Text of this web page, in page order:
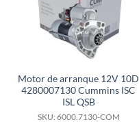
Motor de arranque 12V 10D
4280007130 Cummins ISC
ISL QSB
SKU: 6000.7130-COM